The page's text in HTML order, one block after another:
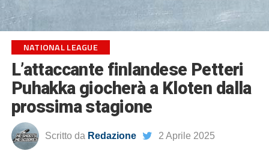
NATIONAL LEAGUE
L’attaccante finlandese Petteri
Puhakka giocherà a Kloten dalla
prossima stagione
Scritto da Redazione 2 Aprile 2025